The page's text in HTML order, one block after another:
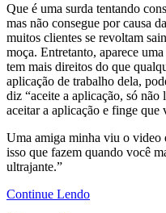
Que é uma surda tentando
mas não consegue por causa
muitos clientes se revoltam
moça. Entretanto, aparece
tem mais direitos do que
aplicação de trabalho dela,
diz “aceite a aplicação, só
aceitar a aplicação e finge que
Uma amiga minha viu o video
isso que fazem quando você
ultrajante.”
Continue Lendo